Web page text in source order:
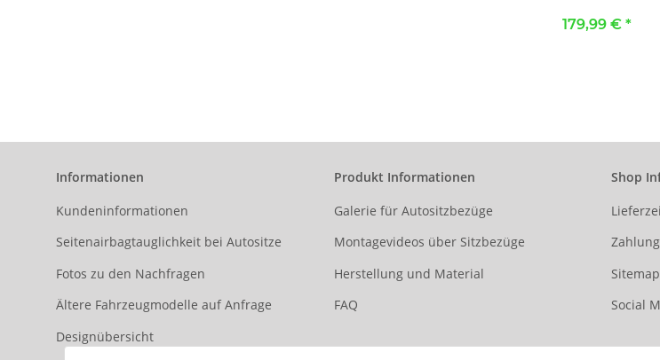
Vordersitzbezüge ::
179,99 € *
Informationen
Kundeninformationen
Seitenairbagtauglichkeit bei Autositze
Fotos zu den Nachfragen
Ältere Fahrzeugmodelle auf Anfrage
Designübersicht
Produkt Informationen
Galerie für Autositzbezüge
Montagevideos über Sitzbezüge
Herstellung und Material
FAQ
Shop
Sitemap
Social